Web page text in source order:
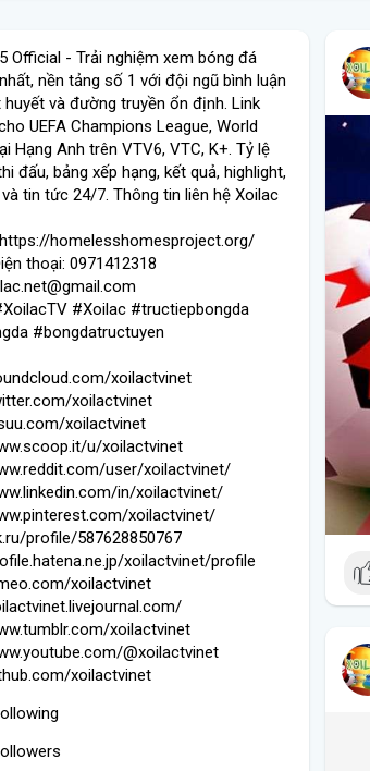
Official - Trải nghiệm xem bóng đá
nền tảng số 1 với đội ngũ bình luận
huyết và đường truyền ổn định. Link
UEFA Champions League, World
Hạng Anh trên VTV6, VTC, K+. Tỷ lệ
đấu, bảng xếp hạng, kết quả, highlight,
tin tức 24/7. Thông tin liên hệ Xoilac
homelesshomesproject.org/
thoại: 0971412318
#Xoilac #tructiepbongda
#bongdatructuyen
xoilactvinet
xoilactvinet
xoilactvinet
u/xoilactvinet
user/xoilactvinet/
in/xoilactvinet/
xoilactvinet/
profile/587628850767
xoilactvinet/profile
xoilactvinet
xoilactvinet
@xoilactvinet
xoilactvinet